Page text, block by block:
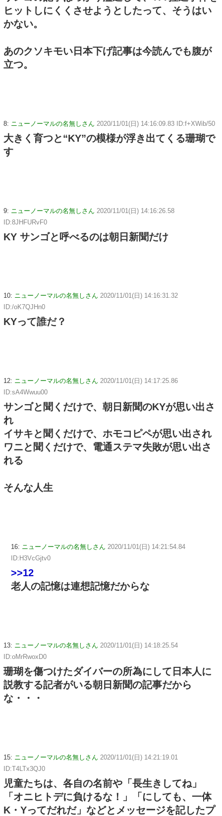
ヒットしにくくさせようとしたって、そうはい
かない。
あのクソキモい日本下げ記事は今読んでも腹が
立つ。
8: ニューノーマルの名無しさん 2020/11/01(日) 14:16:09.83 ID:f+XWib/50
大きく育つと“KY”の模様が浮き出てくる珊瑚で
す
9: ニューノーマルの名無しさん 2020/11/01(日) 14:16:26.58
ID:8JHFURvF0
KY サンゴと呼べるのは朝日新聞だけ
10: ニューノーマルの名無しさん 2020/11/01(日) 14:16:31.32
ID:/oK7QJHn0
KYって誰だ？
12: ニューノーマルの名無しさん 2020/11/01(日) 14:17:25.86
ID:sA4Wwuu00
サンゴと聞くだけで、朝日新聞のKYが思い出さ
れ
イサキと聞くだけで、ホモコピペが思い出され
ワニと聞くだけで、電通ステマ失敗が思い出さ
れる
そんな人生
16: ニューノーマルの名無しさん 2020/11/01(日) 14:21:54.84
ID:H3VcGjtv0
>>12
老人の記憶は連想記憶だからな
13: ニューノーマルの名無しさん 2020/11/01(日) 14:18:25.54
ID:oMrRwoxD0
珊瑚を傷つけたダイバーの所為にして日本人に
説教する記者がいる朝日新聞の記事だから
な・・・
15: ニューノーマルの名無しさん 2020/11/01(日) 14:21:19.01
ID:T4LTx3QJ0
児童たちは、各自の名前や「長生きしてね」
「オニヒトデに負けるな！」「にしても、一体
K・Yってだれだ」などとメッセージを記したプ